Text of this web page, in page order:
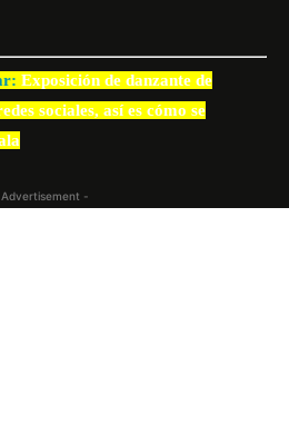
Exposición de danzante de
sociales, así es cómo se
-